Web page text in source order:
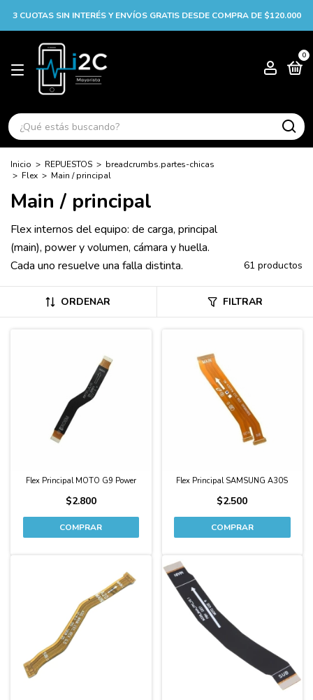
3 CUOTAS SIN INTERÉS Y ENVÍOS GRATIS DESDE COMPRA DE $120.000
0
Inicio > REPUESTOS > breadcrumbs.partes-chicas
> Flex > Main / principal
Main / principal
Flex internos del equipo: de carga, principal
(main), power y volumen, cámara y huella.
Cada uno resuelve una falla distinta.
61 productos
ORDENAR FILTRAR
Flex Principal MOTO G9 Power
$2.800
Flex Principal SAMSUNG A30S
$2.500